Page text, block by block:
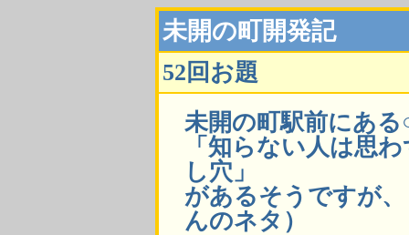
未開の町開発記
52回お題
未開の町駅前にあ
「知らない人は思
し穴」
があるそうですが
んのネタ）